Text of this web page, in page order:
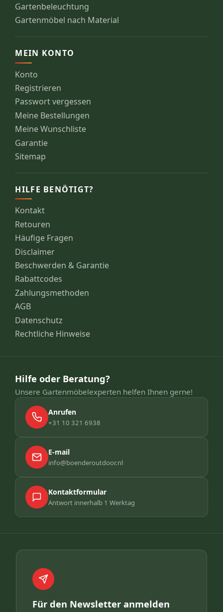
Gartenbeleuchtung
Gartenmöbel nach Material
MEIN KONTO
Konto
Registrieren
Passwort vergessen
Meine Bestellungen
Meine Wunschliste
Garantie
Sitemap
HILFE BENÖTIGT?
Kontakt
Retouren
Häufige Fragen
Disclaimer
Beschwerden & Garantie
Rabattcodes
Zahlungsmethoden
AGB
Datenschutz
Rechtliche Hinweise
Hilfe oder Beratung?
Unsere Gartenmöbelexperten helfen Ihnen gerne!
Anrufen
+31 10 321 6938
E-mail
info@boenderoutdoor.nl
Kontaktformular
Antwort innerhalb 1 Werktag
Für den Newsletter anmelden